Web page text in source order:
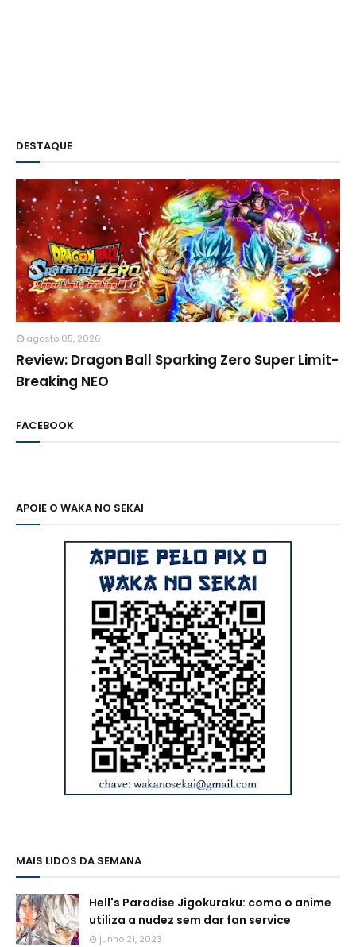
DESTAQUE
agosto 05, 2026
Review: Dragon Ball Sparking Zero Super Limit-
Breaking NEO
FACEBOOK
APOIE O WAKA NO SEKAI
MAIS LIDOS DA SEMANA
Hell's Paradise Jigokuraku: como o anime
utiliza a nudez sem dar fan service
junho 21, 2023